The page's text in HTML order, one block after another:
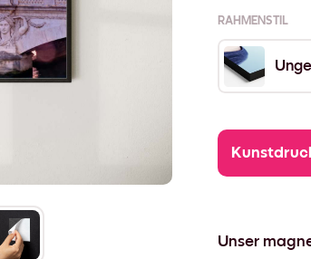
RAHMENSTIL
Unser